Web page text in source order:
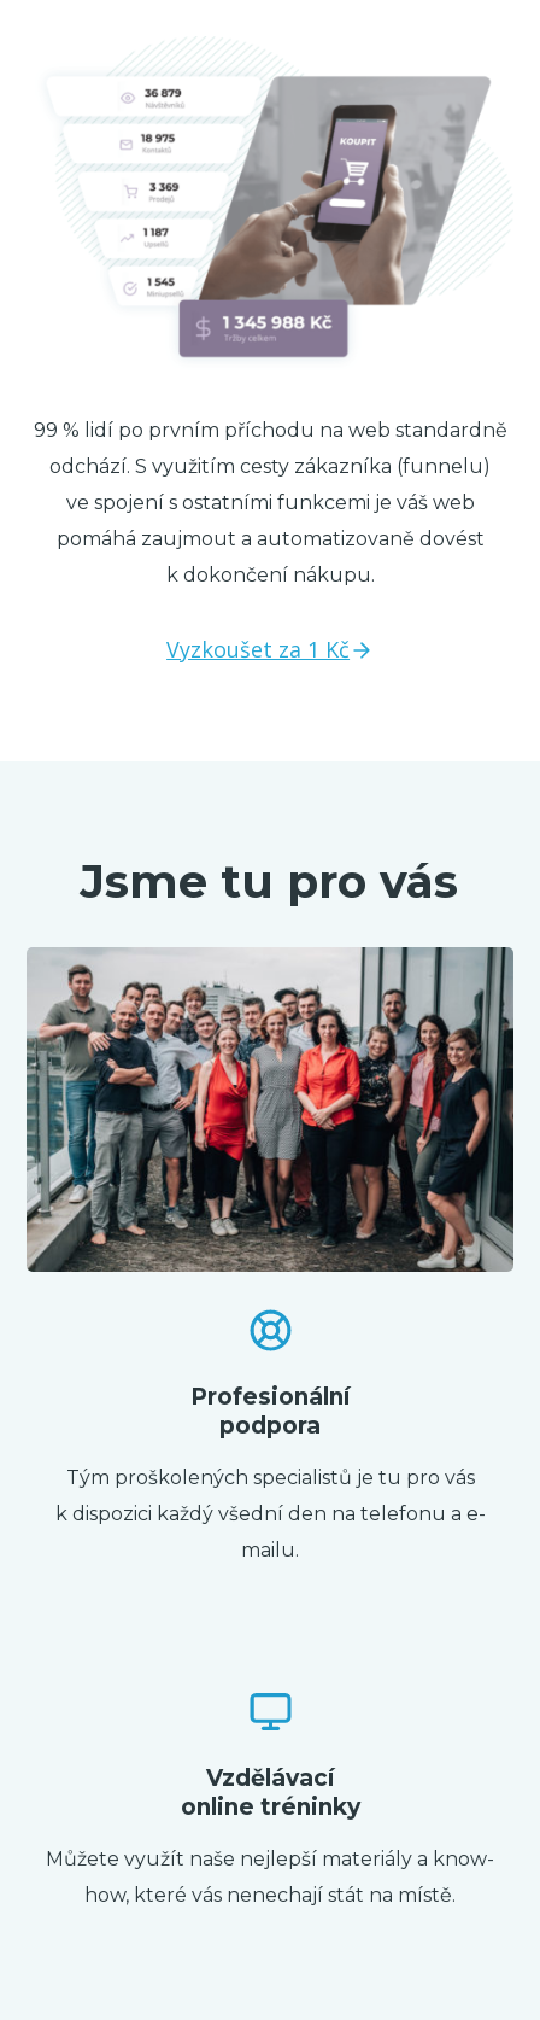
99 % lidí po prvním příchodu na web standardně
odchází. S využitím cesty zákazníka (funnelu)
ve spojení s ostatními funkcemi je váš web
pomáhá zaujmout a automatizovaně dovést
k dokončení nákupu.
Vyzkoušet za 1 Kč
Jsme tu pro vás
Profesionální
podpora
Tým proškolených specialistů je tu pro vás
k dispozici každý všední den na telefonu a e-
mailu.
Vzdělávací
online tréninky
Můžete využít naše nejlepší materiály a know-
how, které vás nenechají stát na místě.